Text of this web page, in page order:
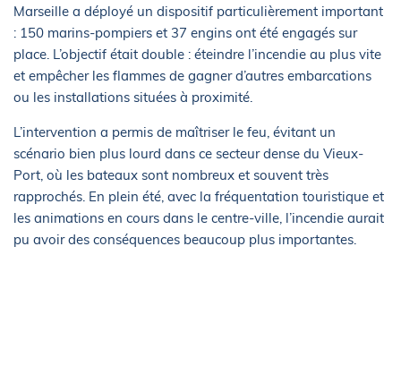
Marseille a déployé un dispositif particulièrement important
: 150 marins-pompiers et 37 engins ont été engagés sur
place. L’objectif était double : éteindre l’incendie au plus vite
et empêcher les flammes de gagner d’autres embarcations
ou les installations situées à proximité.
L’intervention a permis de maîtriser le feu, évitant un
scénario bien plus lourd dans ce secteur dense du Vieux-
Port, où les bateaux sont nombreux et souvent très
rapprochés. En plein été, avec la fréquentation touristique et
les animations en cours dans le centre-ville, l’incendie aurait
pu avoir des conséquences beaucoup plus importantes.